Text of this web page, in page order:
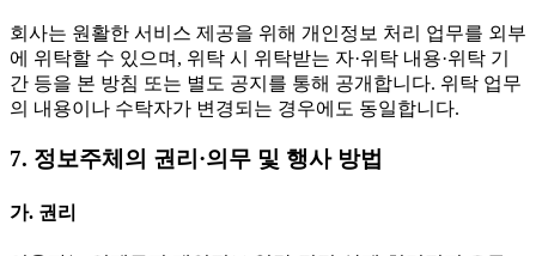
회사는 원활한 서비스 제공을 위해 개인정보 처리 업무를 외부
에 위탁할 수 있으며, 위탁 시 위탁받는 자·위탁 내용·위탁 기
간 등을 본 방침 또는 별도 공지를 통해 공개합니다. 위탁 업무
의 내용이나 수탁자가 변경되는 경우에도 동일합니다.
7. 정보주체의 권리·의무 및 행사 방법
가. 권리